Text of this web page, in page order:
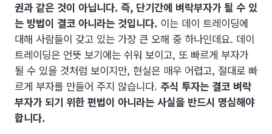
권과 같은 것이 아닙니다. 즉, 단기간에 벼락부자가 될 수 있
는 방법이 결코 아니라는 것입니다. 이는 데이 트레이딩에
대해 사람들이 갖고 있는 가장 큰 오해 중 하나인데요. 데이
트레이딩은 언뜻 보기에는 쉬워 보이고, 또 빠르게 부자가
될 수 있을 것처럼 보이지만, 현실은 매우 어렵고, 절대로 빠
르게 부자를 만들어 주지 않습니다. 주식 투자는 결코 벼락
부자가 되기 위한 편법이 아니라는 사실을 반드시 명심해야
합니다.